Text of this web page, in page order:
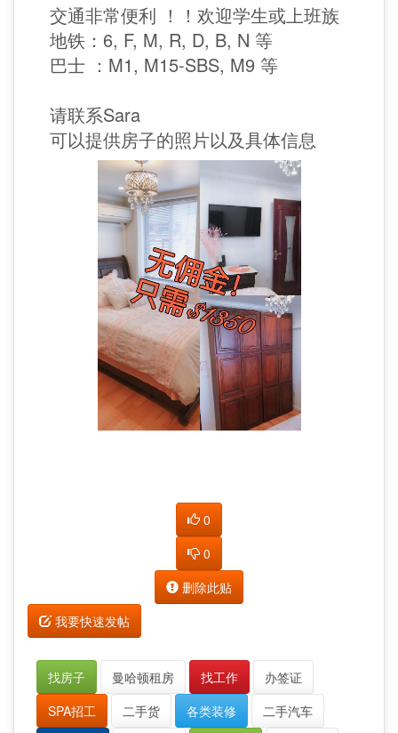
交通非常便利 ！！欢迎学生或上班族
地铁：6, F, M, R, D, B, N 等
巴士 ：M1, M15-SBS, M9 等
请联系Sara
可以提供房子的照片以及具体信息
0
0
删除此贴
我要快速发帖
找房子 曼哈顿租房 找工作
办签证
SPA招工
二手货 各类装修 二手汽车